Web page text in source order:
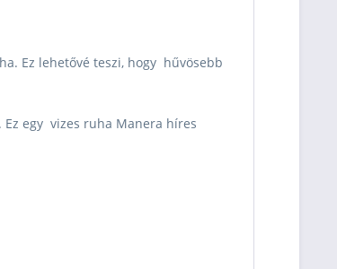
Ez lehetővé teszi, hogy hűvösebb
Ez egy vizes ruha Manera híres